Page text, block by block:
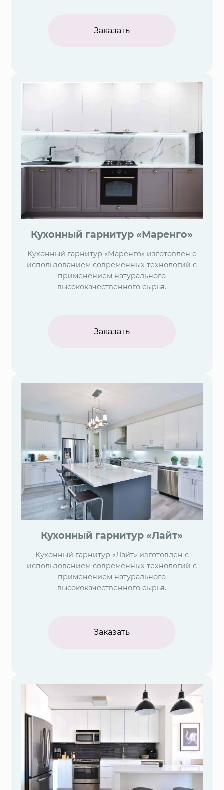
Заказать
Кухонный гарнитур «Маренго»
Кухонный гарнитур «Маренго» изготовлен с
использованием современных технологий с
применением натурального
высококачественного сырья.
Заказать
Кухонный гарнитур «Лайт»
Кухонный гарнитур «Лайт» изготовлен с
использованием современных технологий с
применением натурального
высококачественного сырья.
Заказать